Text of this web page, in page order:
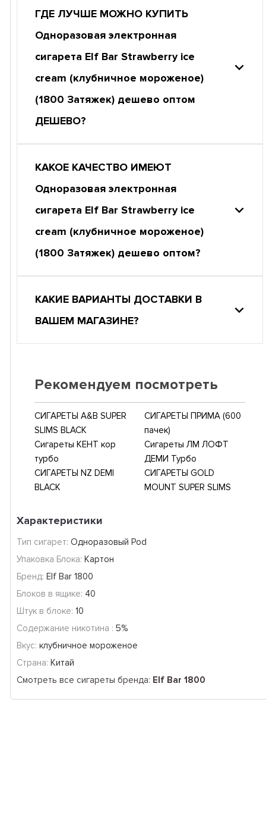
ГДЕ ЛУЧШЕ МОЖНО КУПИТЬ
Одноразовая электронная
сигарета Elf Bar Strawberry ice
cream (клубничное мороженое)
(1800 Затяжек) дешево оптом
ДЕШЕВО?
КАКОЕ КАЧЕСТВО ИМЕЮТ
Одноразовая электронная
сигарета Elf Bar Strawberry ice
cream (клубничное мороженое)
(1800 Затяжек) дешево оптом?
КАКИЕ ВАРИАНТЫ ДОСТАВКИ В
ВАШЕМ МАГАЗИНЕ?
Рекомендуем посмотреть
СИГАРЕТЫ A&B SUPER
SLIMS BLACK
Сигареты КЕНТ кор
турбо
СИГАРЕТЫ NZ DEMI
BLACK
СИГАРЕТЫ ПРИМА (600
пачек)
Сигареты ЛМ ЛОФТ
ДЕМИ Турбо
СИГАРЕТЫ GOLD
MOUNT SUPER SLIMS
Характеристики
Тип сигарет: Одноразовый Pod
Упаковка Блока: Картон
Бренд: Elf Bar 1800
Блоков в ящике: 40
Штук в блоке: 10
Содержание никотина : 5%
Вкус: клубничное мороженое
Страна: Китай
Смотреть все сигареты бренда: Elf Bar 1800